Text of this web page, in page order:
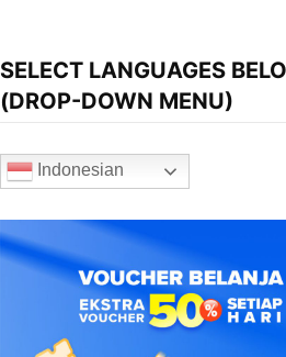
SELECT LANGUAGES
(DROP-DOWN MENU)
Indonesian